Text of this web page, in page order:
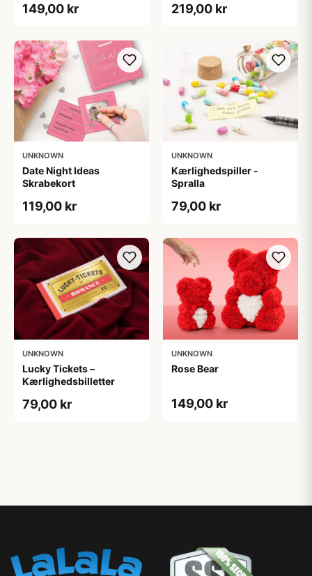
149,00 kr 219,00 kr
UNKNOWN
Date Night Ideas
Skrabekort
119,00 kr
UNKNOWN
Kærlighedspiller -
Spralla
79,00 kr
UNKNOWN
Lucky Tickets –
Kærlighedsbilletter
79,00 kr
UNKNOWN
Rose Bear
149,00 kr